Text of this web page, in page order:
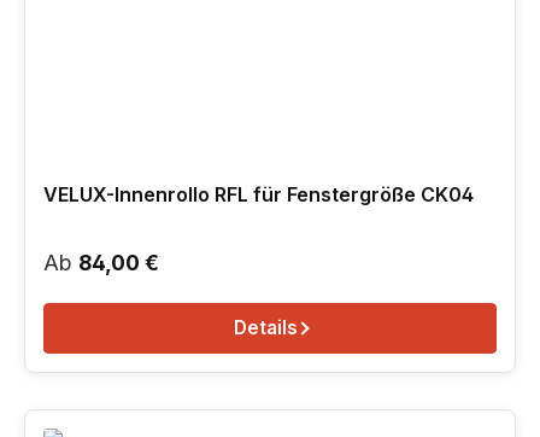
VELUX-Innenrollo RFL für Fenstergröße CK04
Regulärer Preis:
Ab 84,00 €
Details